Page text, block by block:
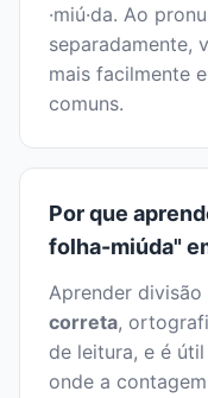
·miú·da. Ao
separadamente,
mais facilmente
comuns.
Por que
folha-miúda"
Aprender
correta,
de leitura, e é
onde a